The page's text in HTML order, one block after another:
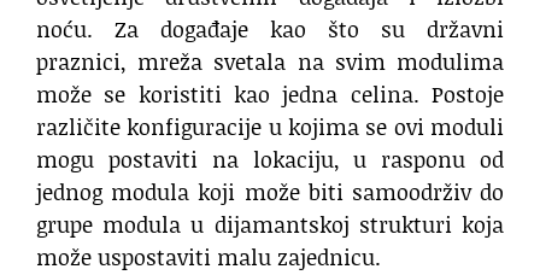
noću. Za događaje kao što su državni
praznici, mreža svetala na svim modulima
može se koristiti kao jedna celina. Postoje
različite konfiguracije u kojima se ovi moduli
mogu postaviti na lokaciju, u rasponu od
jednog modula koji može biti samoodrživ do
grupe modula u dijamantskoj strukturi koja
može uspostaviti malu zajednicu.